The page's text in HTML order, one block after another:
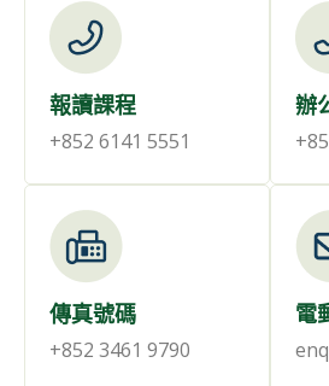
報讀課程
+852 6141 5551
辦
傳真號碼
+852 3461 9790
電